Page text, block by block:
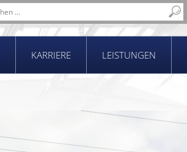
KARRIERE LEISTUNGEN